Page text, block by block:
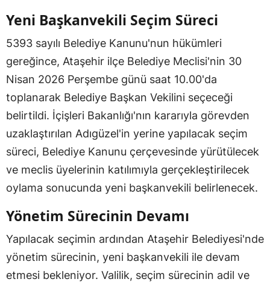
Yeni Başkanvekili Seçim Süreci
5393 sayılı Belediye Kanunu'nun hükümleri
gereğince, Ataşehir ilçe Belediye Meclisi'nin 30
Nisan 2026 Perşembe günü saat 10.00'da
toplanarak Belediye Başkan Vekilini seçeceği
belirtildi. İçişleri Bakanlığı'nın kararıyla görevden
uzaklaştırılan Adıgüzel'in yerine yapılacak seçim
süreci, Belediye Kanunu çerçevesinde yürütülecek
ve meclis üyelerinin katılımıyla gerçekleştirilecek
oylama sonucunda yeni başkanvekili belirlenecek.
Yönetim Sürecinin Devamı
Yapılacak seçimin ardından Ataşehir Belediyesi'nde
yönetim sürecinin, yeni başkanvekili ile devam
etmesi bekleniyor. Valilik, seçim sürecinin adil ve